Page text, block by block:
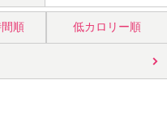
順 低カロリー順